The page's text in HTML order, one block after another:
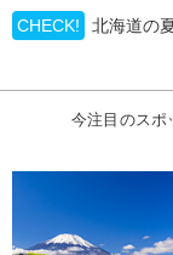
CHECK! 北海道の
今注目のスポ